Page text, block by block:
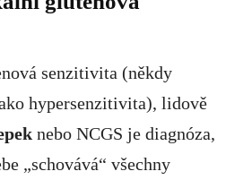
senzitivita (někdy
hypersenzitivita), lidově
nebo NCGS je diagnóza,
„schovává“ všechny